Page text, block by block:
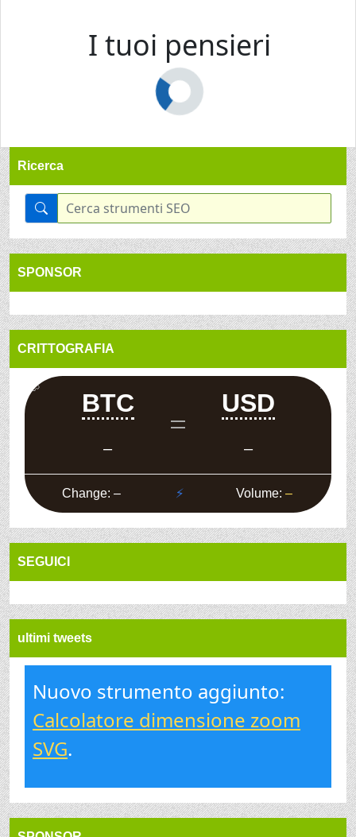
I tuoi pensieri
Ricerca
SPONSOR
CRITTOGRAFIA
SEGUICI
ultimi tweets
Nuovo strumento aggiunto:
Calcolatore dimensione zoom
SVG.